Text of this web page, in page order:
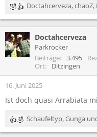
R
e
k
t
i
n
e
:
Doctahcerveza,chaoZ,
Doctahcerveza
Parkrocker
Beiträge
3.495
Ort
Ditzingen
16. Juni 2025
Ist doch quasi Arrabiata
R
e
Schaufeltyp,Gunga